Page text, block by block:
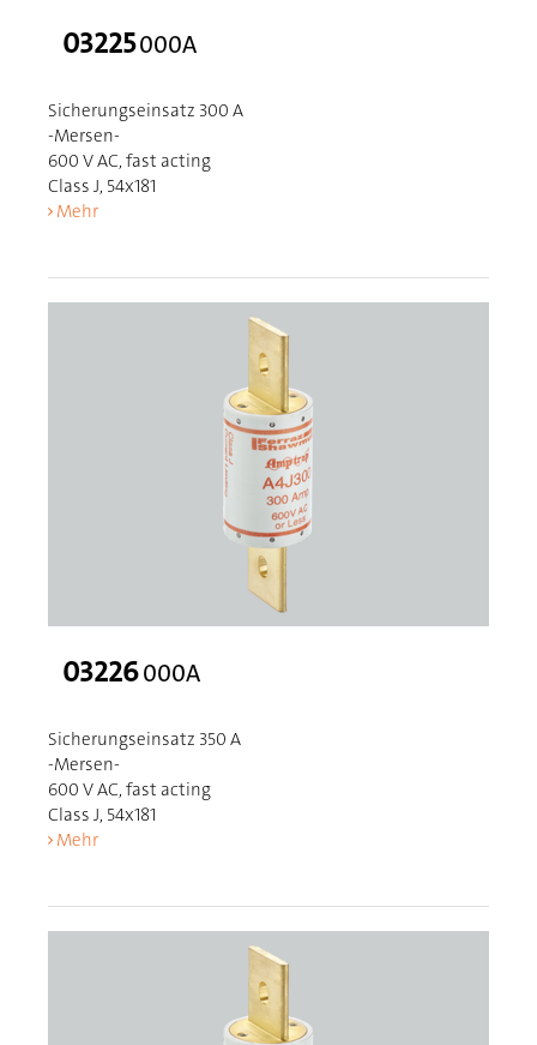
03225000A
Sicherungseinsatz 300 A
-Mersen-
600 V AC, fast acting
Class J, 54x181
Mehr
03226000A
Sicherungseinsatz 350 A
-Mersen-
600 V AC, fast acting
Class J, 54x181
Mehr